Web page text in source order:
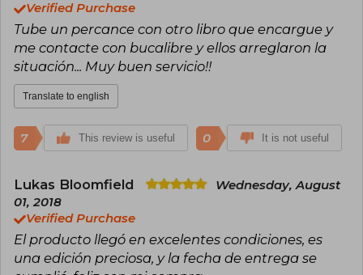
Verified Purchase
Tube un percance con otro libro que encargue y
me contacte con bucalibre y ellos arreglaron la
situación... Muy buen servicio!!
Translate to english
7 This review is useful 0 It is not useful
Lukas Bloomfield
Wednesday, August
01, 2018
Verified Purchase
El producto llegó en excelentes condiciones, es
una edición preciosa, y la fecha de entrega se